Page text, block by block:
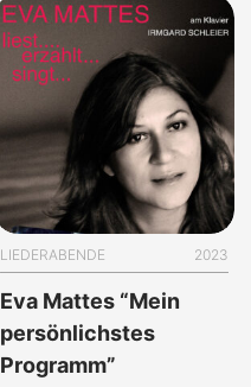
LIEDERABENDE 2023
Eva Mattes “Mein
persönlichstes
Programm”